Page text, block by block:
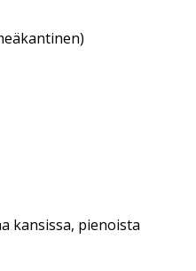
kansissa, pienoista